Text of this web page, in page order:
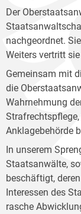
Der
nachgeordnet.
Weiters vertritt
Gemeinsam mit
die
Wahrnehmung
Anklagebehörde
In unserem
Staatsanwälte,
beschäftigt,
Interessen des
rasche